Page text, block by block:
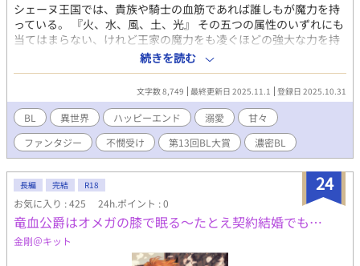
シェーヌ王国では、貴族や騎士の血筋であれば誰しもが魔力を持
っている。 『火、水、風、土、光』 その五つの属性のいずれにも
当てはまらない、けれど王家の魔力をも凌ぐほどの強大な力を持
ち、国の平和を守る『神の子』。 およそ百年に一度現れると言わ
れているはずなのだが、どういう訳か先代の神の子が現れなかっ
たようで、王国を包む結界が薄れ始めていた。 一方で、こちらも
五つの属性のいずれにも当てはまらず、貴族であるというのにな
んの魔力も持たない、それどころか災いを呼ぶとすら言われてい
る『呪われた子』。 マルグリット伯爵家の次男として産まれたサ
ーシャ・マルグリットは、生まれつき魔力が皆無で、呪われた子
の特徴である白に近い灰色の瞳をしていた……。 家族や使用人達
から虐げられ、ついには除籍されて家を追い出されたサーシャ。
そんな彼は酒場の息子に助けられ、仲良くなり、ある日一緒に出
かけた先でとんでもない出来事に巻き込まれる。 運命の歯車は、
その瞬間動き始めた。 （R18には※印つけます） --------------------
---------------------- ずっと書きかけていた異世界モノにようやく手
をつけました……！ ご都合主義な設定ですが、あたたかく見守っ
続きを読む
文字数 8,749 最終更新日 2025.11.1 登録日 2025.10.31
BL 異世界 ハッピーエンド 溺愛
甘々
ファンタジー
不憫受け 第13回BL大賞 濃密BL
24
長編 完結 R18
お気に入り : 425 24h.ポイント : 0
竜血公爵はオメガの膝で眠る～たとえ契約結婚でも…
金剛＠キット